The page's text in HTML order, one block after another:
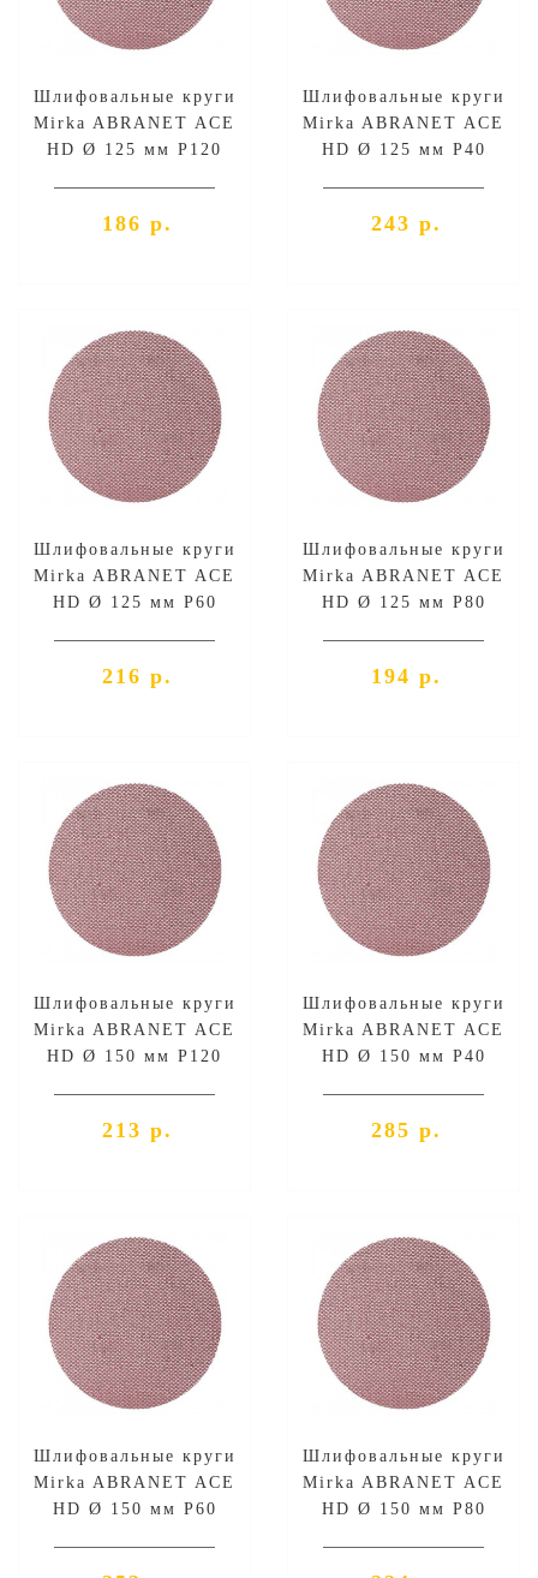
Шлифовальные круги
Mirka ABRANET ACE
HD Ø 125 мм P120
186 р.
Шлифовальные круги
Mirka ABRANET ACE
HD Ø 125 мм P40
243 р.
Шлифовальные круги
Mirka ABRANET ACE
HD Ø 125 мм P60
216 р.
Шлифовальные круги
Mirka ABRANET ACE
HD Ø 125 мм P80
194 р.
Шлифовальные круги
Mirka ABRANET ACE
HD Ø 150 мм P120
213 р.
Шлифовальные круги
Mirka ABRANET ACE
HD Ø 150 мм P40
285 р.
Шлифовальные круги
Mirka ABRANET ACE
HD Ø 150 мм P60
Шлифовальные круги
Mirka ABRANET ACE
HD Ø 150 мм P80